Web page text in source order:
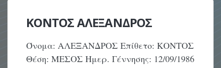
ΚΟΝΤΟΣ ΑΛΕΞΑΝΔΡΟΣ
Όνομα: ΑΛΕΞΑΝΔΡΟΣ Επίθετο: ΚΟΝΤΟΣ
Θέση: ΜΕΣΟΣ Ημερ. Γέννησης: 12/09/1986